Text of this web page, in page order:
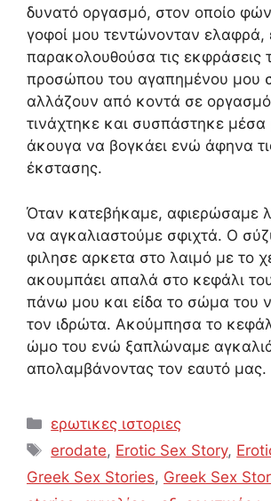
δυνατό οργασμό, στον οποίο
γοφοί μου τεντώνονταν ελαφρά,
παρακολουθούσα τις εκφράσεις
προσώπου του αγαπημένου μου
αλλάζουν από κοντά σε
τινάχτηκε και συσπάστηκε
άκουγα να βογκάει ενώ άφηνα
έκστασης.
Όταν κατεβήκαμε, αφιερώσαμε
να αγκαλιαστούμε σφιχτά. Ο
φιλησε αρκετα στο λαιμό με το
ακουμπάει απαλά στο κεφάλι
πάνω μου και είδα το σώμα του
τον ιδρώτα. Ακούμπησα το
ώμο του ενώ ξαπλώναμε
απολαμβάνοντας τον εαυτό μας.
Categories
ερωτικες ιστοριες
Tags
erodate, Erotic Sex Story,
Greek Sex Stories, Greek Sex